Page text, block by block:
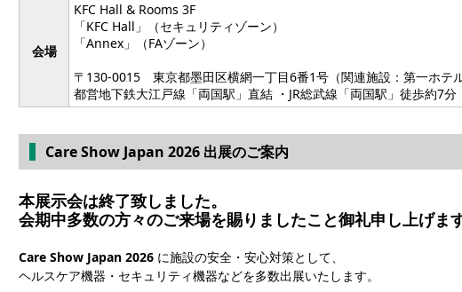
会場
KFC Hall & Rooms 3F
「KFC Hall」（セキュリティゾーン）
「Annex」（FAゾーン）
〒130-0015 東京都墨田区横網一丁目6番1号（関連施設：第一ホテル
都営地下鉄大江戸線「両国駅」直結 ・JR総武線「両国駅」徒歩約7分
Care Show Japan 2026 出展のご案内
本展示会は終了致しました。
会期中多数の方々のご来場を賜りましたこと御礼申し上げます
Care Show Japan 2026 に施設の安全・安心対策として、
ヘルスケア機器・セキュリティ機器などを多数出展いたします。